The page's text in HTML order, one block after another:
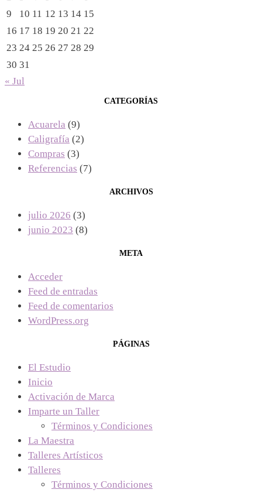
9
10 11 12 13 14 15
16 17 18 19 20 21 22
23 24 25 26 27 28 29
30 31
« Jul
CATEGORÍAS
Acuarela (9)
Caligrafía (2)
Compras (3)
Referencias (7)
ARCHIVOS
julio 2026 (3)
junio 2023 (8)
META
Acceder
Feed de entradas
Feed de comentarios
WordPress.org
PÁGINAS
El Estudio
Inicio
Activación de Marca
Imparte un Taller
Términos y Condiciones
La Maestra
Talleres Artísticos
Talleres
Términos y Condiciones